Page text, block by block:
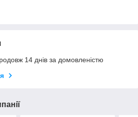
14 днів за домовленістю